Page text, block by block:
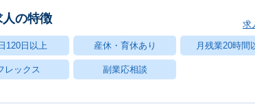
人の特徴 求
120日以上 産休・育休あり 月残業20時間
レックス 副業応相談